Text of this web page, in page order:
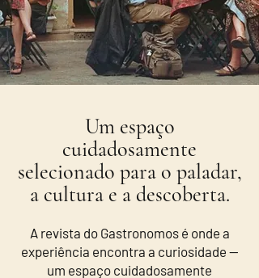
Um espaço
cuidadosamente
selecionado para o paladar,
a cultura e a descoberta.
A revista do Gastronomos é onde a
experiência encontra a curiosidade —
um espaço cuidadosamente